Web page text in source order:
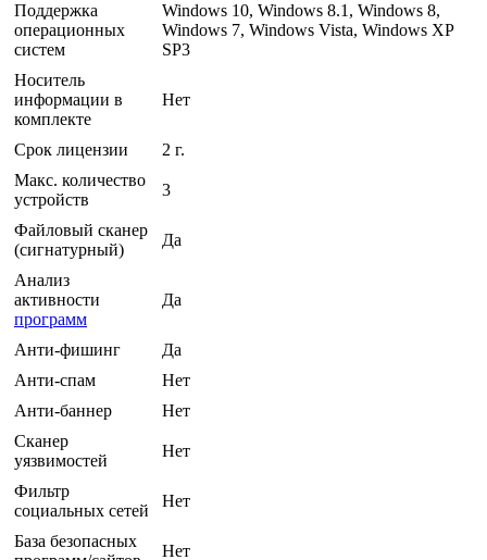
Поддержка
операционных
систем
Windows 10, Windows 8.1, Windows 8,
Windows 7, Windows Vista, Windows XP
SP3
Носитель
информации в
комплекте
Нет
Срок лицензии
2 г.
Макс. количество
устройств
3
Файловый сканер
(сигнатурный)
Да
Анализ
активности
программ
Да
Анти-фишинг
Да
Анти-спам
Нет
Анти-баннер
Нет
Сканер
уязвимостей
Нет
Фильтр
социальных сетей
Нет
База безопасных
Нет